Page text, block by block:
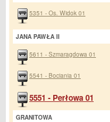
5351 - Os. Widok 01
JANA PAWŁA II
5611 - Szmaragdowa 01
5541 - Bociania 01
5551 - Perłowa 01
GRANITOWA